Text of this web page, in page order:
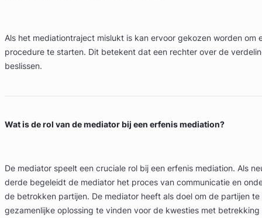
Als het mediationtraject mislukt is kan ervoor gekozen worden om
procedure te starten. Dit betekent dat een rechter over de
beslissen.
Wat is de rol van de mediator bij een erfenis mediation?
De mediator speelt een cruciale rol bij een erfenis mediation. Als
derde begeleidt de mediator het proces van communicatie en
de betrokken partijen. De mediator heeft als doel om de partijen te
gezamenlijke oplossing te vinden voor de kwesties met